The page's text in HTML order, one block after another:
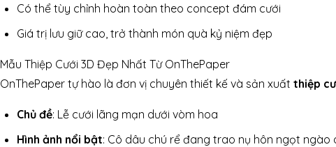
Có thể tùy chỉnh hoàn toàn theo concept đám cưới
Giá trị lưu giữ cao, trở thành món quà kỷ niệm đẹp
Mẫu Thiệp Cưới 3D Đẹp Nhất Từ OnThePaper
OnThePaper tự hào là đơn vị chuyên thiết kế và sản xuất thiệp
Chủ đề: Lễ cưới lãng mạn dưới vòm hoa
Hình ảnh nổi bật: Cô dâu chú rể đang trao nụ hôn ngọt